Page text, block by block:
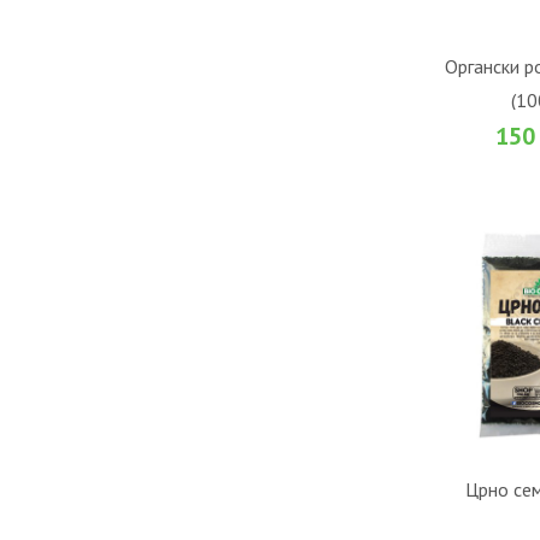
Органски
ВО
Во желби
Црно
ВО